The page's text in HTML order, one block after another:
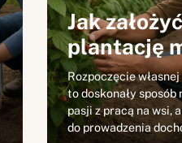
Jak założyć
plantację
Rozpoczęcie
to doskonały sposób
pasji z pracą na wsi,
do prowadzenia